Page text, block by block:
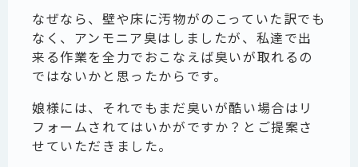
なぜなら、壁や床に汚物がのこっていた訳でも
なく、アンモニア臭はしましたが、私達で出
来る作業を全力でおこなえば臭いが取れるの
ではないかと思ったからです。
娘様には、それでもまだ臭いが酷い場合はリ
フォームされてはいかがですか？とご提案さ
せていただきました。